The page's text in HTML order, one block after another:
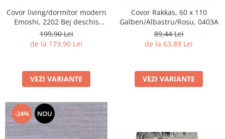
Covor living/dormitor modern
Emoshi, 2202 Bej deschis
Maro
199,90 Lei
de la 179,90 Lei
VEZI VARIANTE
Covor Rakkas, 60 x 110
Galben/Albastru/Rosu, 0403A
89,44 Lei
de la 63,89 Lei
VEZI VARIANTE
-24% NOU